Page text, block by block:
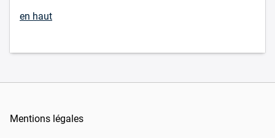
en haut
Mentions légales